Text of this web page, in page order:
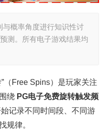
概率角度进行知识性讨
测。所有电子游戏结果均
（Free Spins）是玩家关注
绕 PG电子免费旋转触发频
记录不同时间段、不同游
规律。